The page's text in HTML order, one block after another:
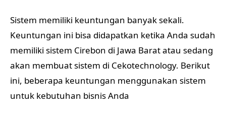
Sistem memiliki keuntungan banyak sekali.
Keuntungan ini bisa didapatkan ketika Anda sudah
memiliki sistem Cirebon di Jawa Barat atau sedang
akan membuat sistem di Cekotechnology. Berikut
ini, beberapa keuntungan menggunakan sistem
untuk kebutuhan bisnis Anda